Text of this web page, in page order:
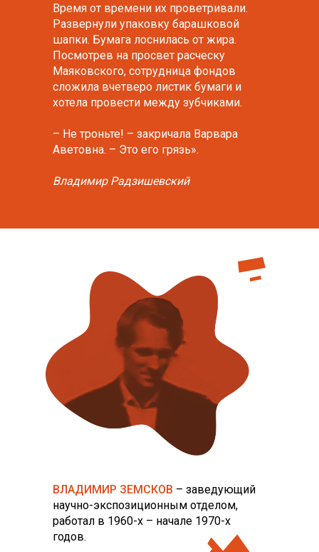
Время от времени их проветривали.
Развернули упаковку барашковой
шапки. Бумага лоснилась от жира.
Посмотрев на просвет расческу
Maяковского, сотрудница фондов
сложила вчетверо листик бумаги и
хотела провести между зубчикaми.
– Не троньте! – закричала Варвара
Аветовна. – Это его грязь».
Владимир Радзишевский
ВЛАДИМИР ЗЕМСКОВ – заведующий
научно-экспозиционным отделом,
работал в 1960-х – начале 1970-х
годов.